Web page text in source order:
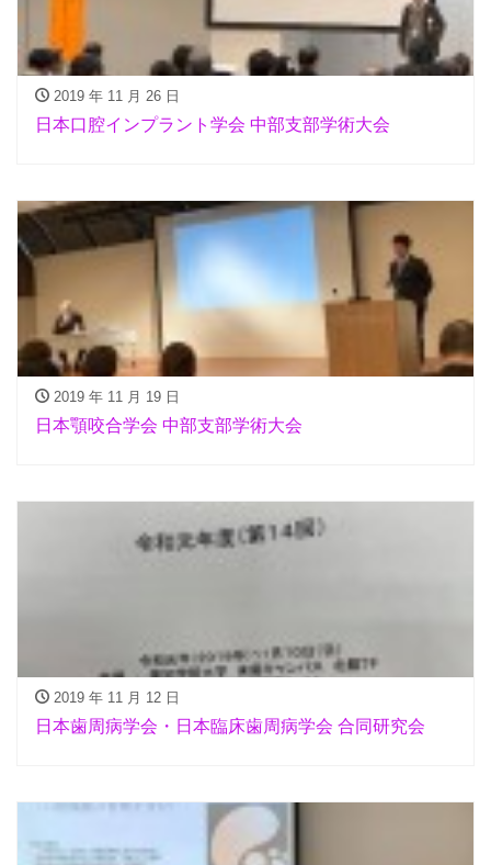
2019 年 11 月 26 日
日本口腔インプラント学会 中部支部学術大会
2019 年 11 月 19 日
日本顎咬合学会 中部支部学術大会
2019 年 11 月 12 日
日本歯周病学会・日本臨床歯周病学会 合同研究会